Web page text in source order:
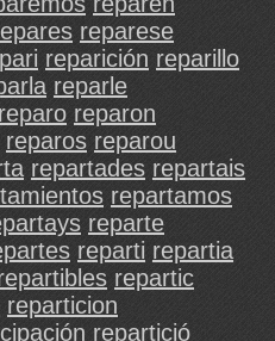
reparese
reparición reparillo
reparle
reparo reparon
reparos reparou
repartades repartais
repartamos
reparte
reparti repartia
repartic
reparticion
repartició